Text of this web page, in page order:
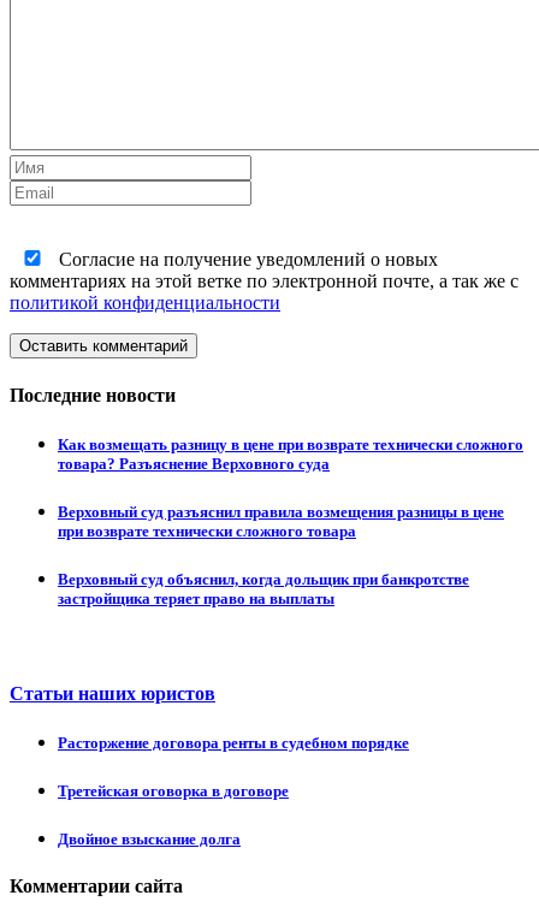
Согласие на получение уведомлений о новых
комментариях на этой ветке по электронной почте, а так же с
политикой конфиденциальности
Оставить комментарий
Последние новости
Как возмещать разницу в цене при возврате технически сложного
товара? Разъяснение Верховного суда
Верховный суд разъяснил правила возмещения разницы в цене
при возврате технически сложного товара
Верховный суд объяснил, когда дольщик при банкротстве
застройщика теряет право на выплаты
Статьи наших юристов
Расторжение договора ренты в судебном порядке
Третейская оговорка в договоре
Двойное взыскание долга
Комментарии сайта